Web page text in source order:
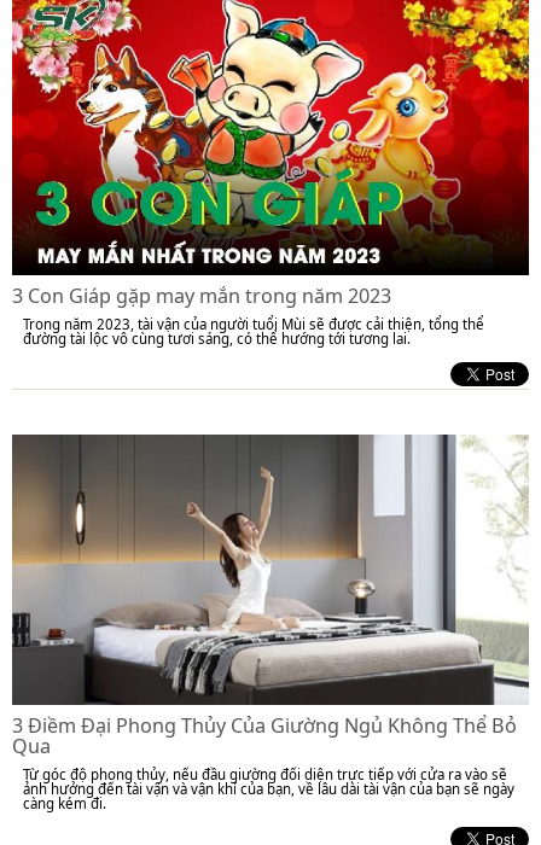
3 Con Giáp gặp may mắn trong năm 2023
Trong năm 2023, tài vận của người tuổi Mùi sẽ được cải thiện, tổng thể
đường tài lộc vô cùng tươi sáng, có thể hướng tới tương lai.
3 Điềm Đại Phong Thủy Của Giường Ngủ Không Thể Bỏ
Qua
Từ góc độ phong thủy, nếu đầu giường đối diện trực tiếp với cửa ra vào sẽ
ảnh hưởng đến tài vận và vận khí của bạn, về lâu dài tài vận của bạn sẽ ngày
càng kém đi.